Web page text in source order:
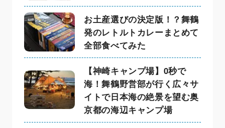
お土産選びの決定版！？舞鶴
発のレトルトカレーまとめて
全部食べてみた
【神崎キャンプ場】0秒で
海！舞鶴野営部が行く広々サ
イトで日本海の絶景を望む奥
京都の海辺キャンプ場